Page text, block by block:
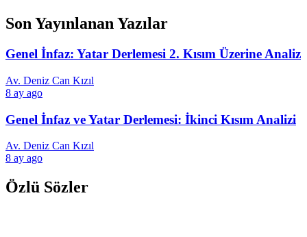
Son Yayınlanan Yazılar
Genel İnfaz: Yatar Derlemesi 2. Kısım Üzerine Analiz
Av. Deniz Can Kızıl
8 ay ago
Genel İnfaz ve Yatar Derlemesi: İkinci Kısım Analizi
Av. Deniz Can Kızıl
8 ay ago
Özlü Sözler